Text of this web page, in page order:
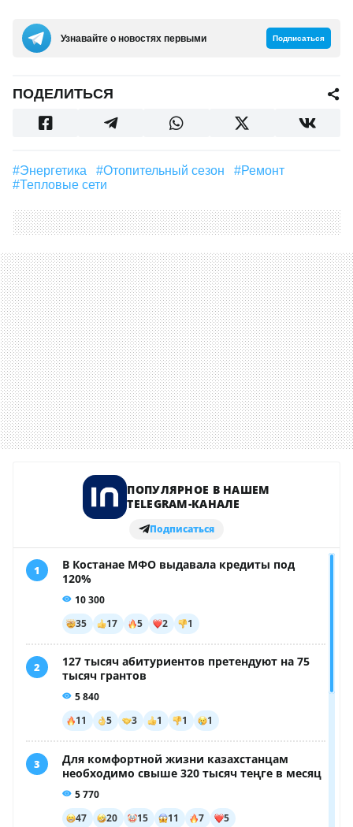
Узнавайте о новостях первыми Подписаться
ПОДЕЛИТЬСЯ
#Энергетика #отопительный сезон
#Ремонт
#Тепловые сети